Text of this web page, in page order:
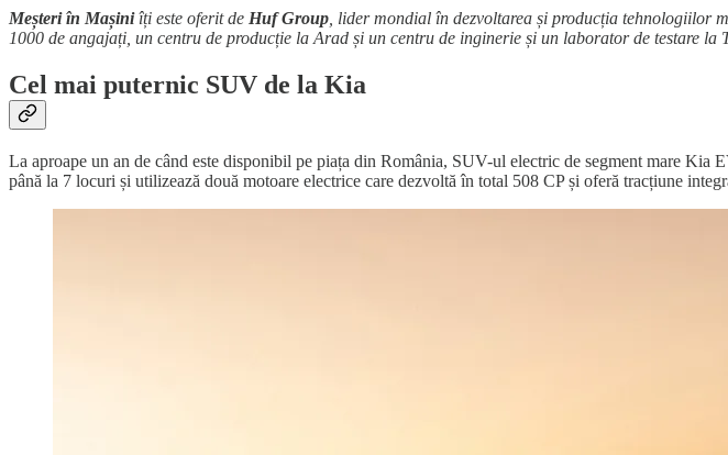
Meșteri în Mașiniîți este oferit de Huf Group , lider mondial în dezvoltarea și producția tehnologiilor
1000 de angajați, un centru de producție la Arad și un centru de inginerie și un laborator de testare la
Cel mai puternic SUV de la Kia
La aproape un an de când este disponibil pe piața din România, SUV-ul electric de segment mare Kia
până la 7 locuri și utilizează două motoare electrice care dezvoltă în total 508 CP și oferă tracțiune